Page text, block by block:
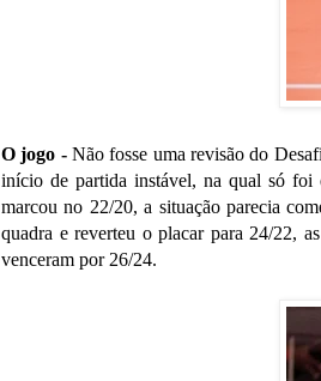
O jogo -Não fosse uma revisão do
início de partida instável, na qual só foi
marcou no 22/20, a situação parecia
quadra e reverteu o placar para 24/22,
venceram por 26/24.